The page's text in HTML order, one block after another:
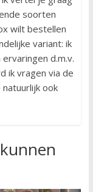
soorten
wilt bestellen
variant: ik
d.m.v.
ik vragen via de
natuurlijk ook